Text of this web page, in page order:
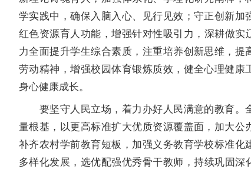
学实践中，确保入脑入心、见行见效；守正创新加
红色资源育人功能，增强针对性吸引力，深耕做实
力全面提升学生综合素质，注重培养创新思维，提
劳动精神，增强校园体育锻炼质效，健全心理健康
身心健康成长。
要坚守人民立场，着力办好人民满意的教育。
量根基，以更高标准扩大优质资源覆盖面，加大公
补齐农村学前教育短板，加强义务教育学校标准化
多样化发展，选优配强优秀骨干教师，持续巩固深